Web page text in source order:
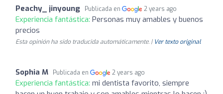
Peachy_ jinyoung Publicada en 2 years ago
Experiencia fantástica: Personas muy amables y buenos
precios
Esta opinión ha sido traducida automáticamente. | Ver texto original
Sophia M Publicada en 2 years ago
Experiencia fantástica: mi dentista favorito, siempre